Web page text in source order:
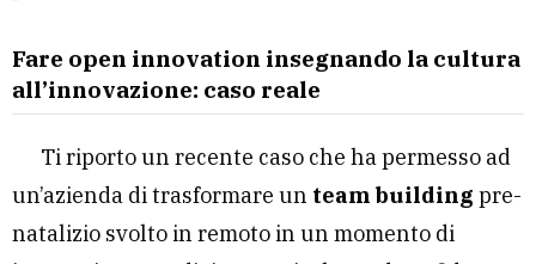
Fare open innovation insegnando la cultura
all’innovazione: caso reale
Ti riporto un recente caso che ha permesso ad
un’azienda di trasformare un team building pre-
natalizio svolto in remoto in un momento di